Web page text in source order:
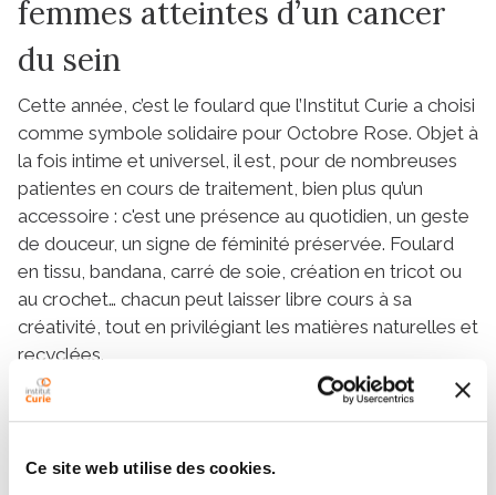
Ce site web utilise des cookies.
femmes atteintes d’un cancer
du sein
Cette année, c’est le foulard que l’Institut Curie a choisi
comme symbole solidaire pour Octobre Rose. Objet à
la fois intime et universel, il est, pour de nombreuses
patientes en cours de traitement, bien plus qu’un
accessoire : c'est une présence au quotidien, un geste
de douceur, un signe de féminité préservée. Foulard
en tissu, bandana, carré de soie, création en tricot ou
au crochet… chacun peut laisser libre cours à sa
créativité, tout en privilégiant les matières naturelles et
recyclées.
Toutes les créations seront distribuées aux patientes
tout au long du mois d’octobre. Chaque foulard,
message d’espoir et de solidarité.